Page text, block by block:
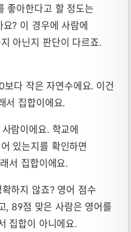
좋아한다고 할 정도는
? 이 경우에 사람에
아닌지 판단이 다르죠.
다 작은 자연수에요. 이건
서 집합이에요.
람이에요. 학교에
있는지를 확인하면
서 집합이에요.
하지 않죠? 영어 점수
, 89점 맞은 사람은 영어를
집합이 아니에요.